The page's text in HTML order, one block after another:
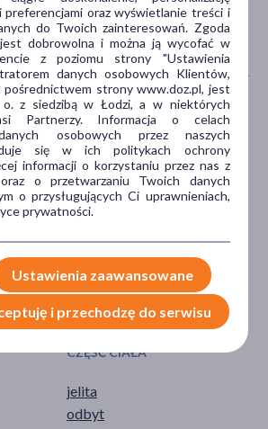
WIEK
dla dzieci
dla młodzieży
dla dorosłych
DZIAŁANIE/WŁAŚCIWOŚCI
przeczyszczające
CZĘŚĆ CIAŁA
jelita
odbyt
preferencjami oraz wyświetlanie treści i
do Twoich zainteresowań. Zgoda
dobrowolna i można ją wycofać w
z poziomu strony "Ustawienia
danych osobowych Klientów,
pośrednictwem strony www.doz.pl, jest
z siedzibą w Łodzi, a w niektórych
Partnerzy. Informacja o celach
osobowych przez naszych
się w ich politykach ochrony
informacji o korzystaniu przez nas z
o przetwarzaniu Twoich danych
o przysługujących Ci uprawnieniach,
prywatności.
Ustawienia zaawansowane
i przechodzę do serwisu